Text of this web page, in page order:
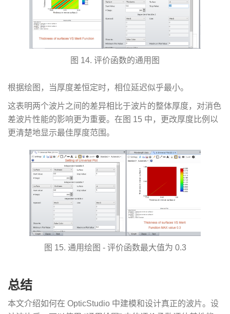
图 14. 评价函数的通用图
根据绘图，当厚度差恒定时，相位延迟似乎最小。
这表明两个波片之间的差异相比于波片的整体厚度，对消色
差波片性能的影响更为重要。在图 15 中，更改厚度比例以
更清楚地显示最佳厚度范围。
图 15. 通用绘图 - 评价函数最大值为 0.3
总结
本文介绍如何在 OpticStudio 中建模和设计真正的波片。设